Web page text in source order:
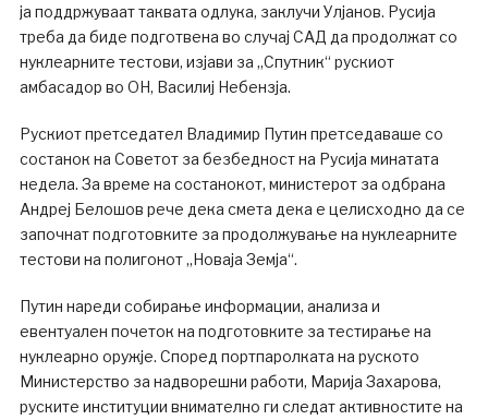
ја поддржуваат таквата одлука, заклучи Улјанов. Русија
треба да биде подготвена во случај САД да продолжат со
нуклеарните тестови, изјави за „Спутник“ рускиот
амбасадор во ОН, Василиј Небензја.
Рускиот претседател Владимир Путин претседаваше со
состанок на Советот за безбедност на Русија минатата
недела. За време на состанокот, министерот за одбрана
Андреј Белошов рече дека смета дека е целисходно да се
започнат подготовките за продолжување на нуклеарните
тестови на полигонот „Новаја Земја“.
Путин нареди собирање информации, анализа и
евентуален почеток на подготовките за тестирање на
нуклеарно оружје. Според портпаролката на руското
Министерство за надворешни работи, Марија Захарова,
руските институции внимателно ги следат активностите на